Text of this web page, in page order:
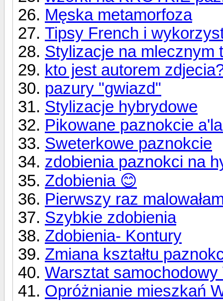
Męska metamorfoza
Tipsy French i
Stylizacje na mlecznym
kto jest autorem
pazury "gwiazd"
Stylizacje hybrydowe
Pikowane paznokcie
Sweterkowe paznokcie
zdobienia paznokci na
Zdobienia 😊
Pierwszy raz
Szybkie zdobienia
Zdobienia- Kontury
Zmiana kształtu
Warsztat
Opróżnianie mieszkań